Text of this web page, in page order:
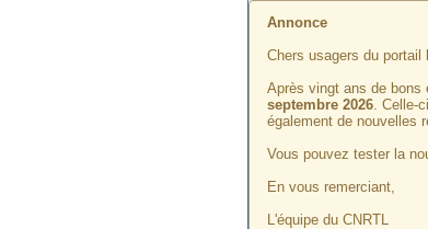
Annonce
Chers usagers du portail
Après vingt ans de bons
septembre 2026. Celle-
également de nouvelles
Vous pouvez tester la
En vous remerciant,
L'équipe du CNRTL